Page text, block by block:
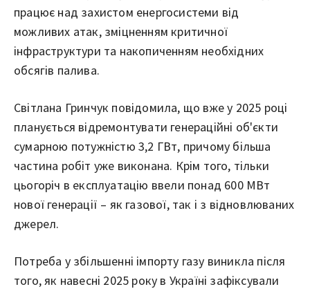
працює над захистом енергосистеми від
можливих атак, зміцненням критичної
інфраструктури та накопиченням необхідних
обсягів палива.
Світлана Гринчук повідомила, що вже у 2025 році
планується відремонтувати генераційні об'єкти
сумарною потужністю 3,2 ГВт, причому більша
частина робіт уже виконана. Крім того, тільки
цьогоріч в експлуатацію ввели понад 600 МВт
нової генерації – як газової, так і з відновлюваних
джерел.
Потреба у збільшенні імпорту газу виникла після
того, як навесні 2025 року в Україні зафіксували